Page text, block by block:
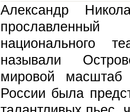
Александр
прославленный
национального
называли
мировой
России была